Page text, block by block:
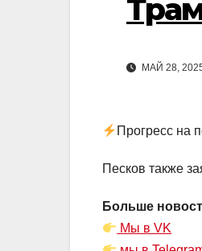
МАЙ 28,
Прогресс на
Песков также
Больше
Мы в VK